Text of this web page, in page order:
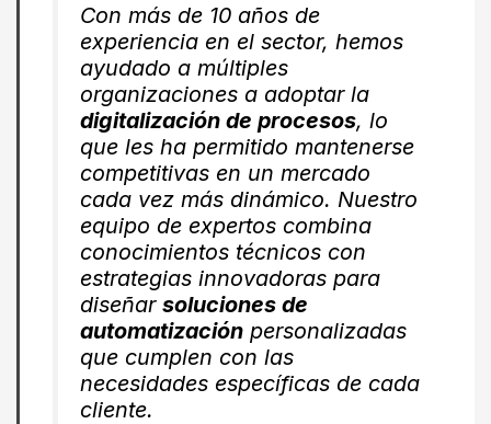
Con más de 10 años de
experiencia en el sector, hemos
ayudado a múltiples
organizaciones a adoptar la
digitalización de procesos, lo
que les ha permitido mantenerse
competitivas en un mercado
cada vez más dinámico. Nuestro
equipo de expertos combina
conocimientos técnicos con
estrategias innovadoras para
diseñar soluciones de
automatizaciónpersonalizadas
que cumplen con las
necesidades específicas de cada
cliente.